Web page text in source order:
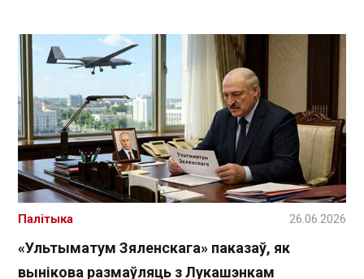
«Ультыматум Зяленскага» паказаў, як
вынікова размаўляць з Лукашэнкам
Палітыка 26.06.2026